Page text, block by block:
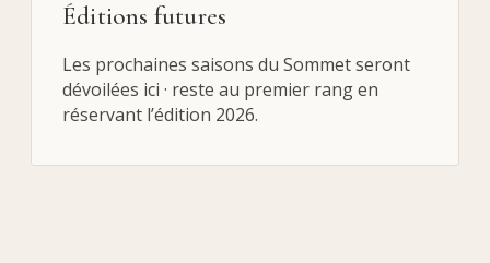
Éditions futures
Les prochaines saisons du Sommet seront
dévoilées ici · reste au premier rang en
réservant l’édition 2026.